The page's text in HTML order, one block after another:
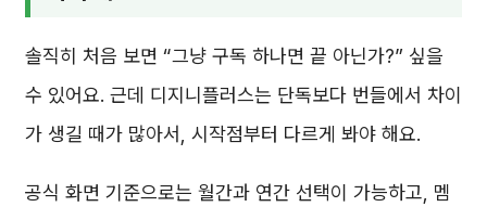
솔직히 처음 보면 “그냥 구독 하나면 끝 아닌가?” 싶을
수 있어요. 근데 디지니플러스는 단독보다 번들에서 차이
가 생길 때가 많아서, 시작점부터 다르게 봐야 해요.
공식 화면 기준으로는 월간과 연간 선택이 가능하고, 멤